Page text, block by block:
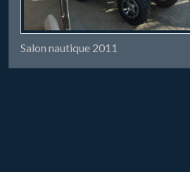
Salon nautique 2011